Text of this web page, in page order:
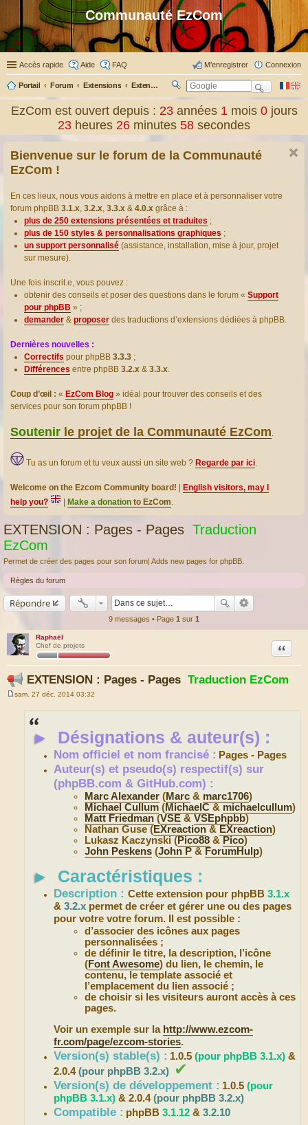
Communauté EzCom
Accès rapide Aide FAQ Connexion
M’enregistrer
Portail Forum Extensions Extensions présentées & traduites
ec
er
EzCom est ouvert depuis : 23 années1 mois0 jours
23 heures 26 minutes 58 secondes
Bienvenue sur le forum de la Communauté
EzCom !
En ces lieux, nous vous aidons à mettre en place et à personnaliser votre
forum phpBB 3.1.x, 3.2.x, 3.3.x & 4.0.x grâce à :
plus de 250 extensions présentées et traduites ;
plus de 150 styles & personnalisations graphiques ;
un support personnalisé (assistance, installation, mise à jour, projet
sur mesure).
Une fois inscrit.e, vous pouvez :
obtenir des conseils et poser des questions dans le forum « Support
pour phpBB » ;
demander & proposer des traductions d’extensions dédiées à phpBB.
Dernières nouvelles :
Correctifs pour phpBB 3.3.3 ;
Différences entre phpBB 3.2.x & 3.3.x.
Coup d’œil : « EzCom Blog » idéal pour trouver des conseils et des
services pour son forum phpBB !
Soutenir le projet de la Communauté EzCom.
Tu as un forum et tu veux aussi un site web ? Regarde par ici.
Welcome on the Ezcom Community board!
English visitors, may I
help you?
Make a donation to EzCom.
EXTENSION : Pages - Pages Traduction
EzCom
Permet de créer des pages pour son forum| Adds new pages for phpBB.
Règles du forum
Répondre
9 messages • Page 1 sur 1
Raphaël
Chef de projets
EXTENSION : Pages - Pages Traduction EzCom
Citation
sam. 27 déc. 2014 03:32
► Désignations & auteur(s) :
Nom officiel et nom francisé : Pages - Pages
Auteur(s) et pseudo(s) respectif(s) sur
(phpBB.com & GitHub.com) :
Marc Alexander(Marc& marc1706)
Michael Cullum(MichaelC& michaelcullum)
Matt Friedman(VSE& VSEphpbb)
Nathan Guse (EXreaction& EXreaction)
Lukasz Kaczynski (Pico88& Pico)
John Peskens(John P& ForumHulp)
► Caractéristiques :
Description :Cette extension pour phpBB3.1.x
&3.2.x permet de créer et gérer une ou des pages
pour votre votre forum. Il est possible :
d’associer des icônes aux pages
personnalisées ;
de définir le titre, la description, l’icône
(Font Awesome) du lien, le chemin, le
contenu, le template associé et
l’emplacement du lien associé ;
de choisir si les visiteurs auront accès à ces
pages.
Voir un exemple sur la http://www.ezcom-
fr.com/page/ezcom-stories.
Version(s) stable(s) : 1.0.5(pour phpBB 3.1.x) &
2.0.4(pour phpBB 3.2.x) ✔
Version(s) de développement : 1.0.5(pour
phpBB 3.1.x) & 2.0.4(pour phpBB 3.2.x)
Compatible : phpBB3.1.12 &3.2.10